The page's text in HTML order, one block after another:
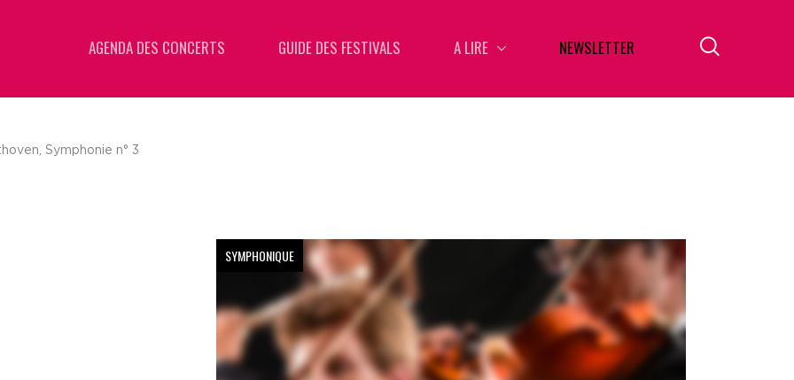
AGENDA DES CONCERTS GUIDE DES FESTIVALS A LIRE NEWSLETTER
Symphonie n° 3
SYMPHONIQUE